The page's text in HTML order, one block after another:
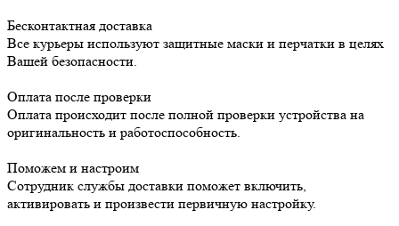
Бесконтактная доставка
Все курьеры используют защитные маски и перчатки в целях
Вашей безопасности.
Оплата после проверки
Оплата происходит после полной проверки устройства на
оригинальность и работоспособность.
Поможем и настроим
Сотрудник службы доставки поможет включить,
активировать и произвести первичную настройку.